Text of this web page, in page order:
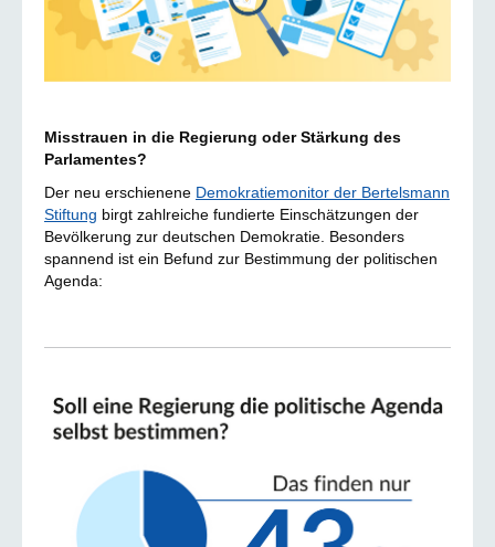
Misstrauen in die Regierung oder Stärkung des
Parlamentes?
Der neu erschienene Demokratiemonitor der Bertelsmann
Stiftung birgt zahlreiche fundierte Einschätzungen der
Bevölkerung zur deutschen Demokratie. Besonders
spannend ist ein Befund zur Bestimmung der politischen
Agenda: